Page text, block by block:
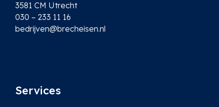
3581 CM Utrecht
030 – 233 11 16
bedrijven@brecheisen.nl
Services